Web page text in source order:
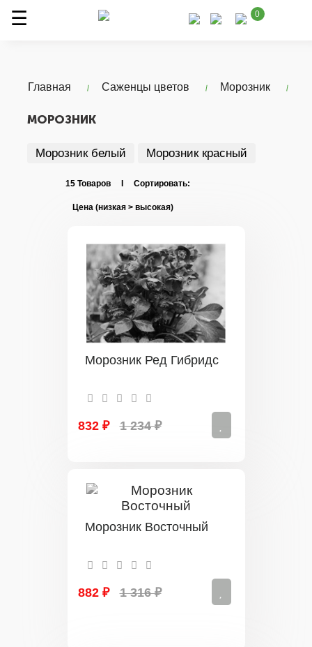
0
Главная Саженцы цветов Морозник
МОРОЗНИК
Морозник белый Морозник красный
15 Товаров I Сортировать:
Морозник Ред Гибридс
832 ₽ 1 234 ₽
Морозник Восточный
882 ₽ 1 316 ₽